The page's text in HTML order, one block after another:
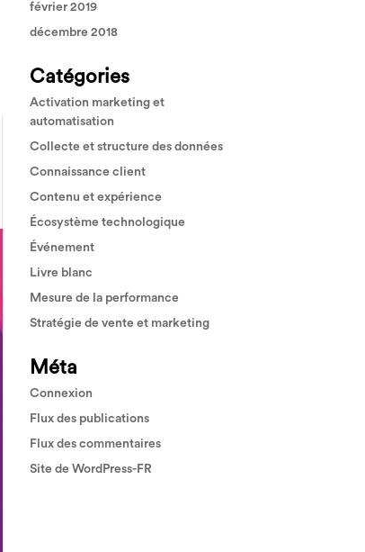
février 2019
décembre 2018
Catégories
Activation marketing et
automatisation
Collecte et structure des données
Connaissance client
Contenu et expérience
Écosystème technologique
Événement
Livre blanc
Mesure de la performance
Stratégie de vente et marketing
Méta
Connexion
Flux des publications
Flux des commentaires
Site de WordPress-FR